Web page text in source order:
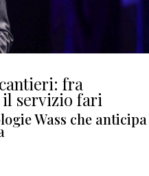
fra
servizio fari
Wass che anticipa